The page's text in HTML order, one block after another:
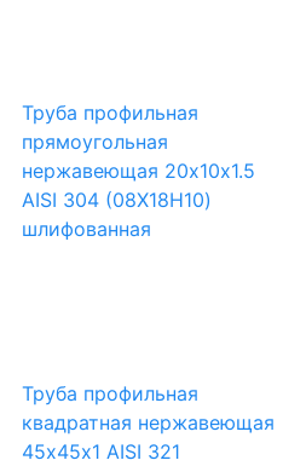
Труба профильная
прямоугольная
нержавеющая 20х10х1.5
AISI 304 (08Х18Н10)
шлифованная
Труба профильная
квадратная нержавеющая
45х45х1 AISI 321